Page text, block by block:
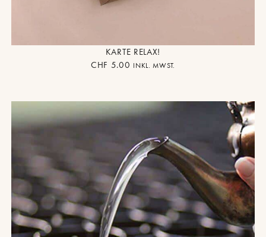
KARTE RELAX!
CHF 5.00 INKL. MWST.